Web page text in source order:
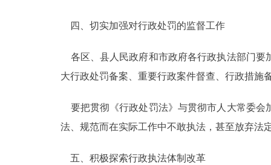
四、切实加强对行政处罚的监督工作
各区、县人民政府和市政府各行政执法部门要
大行政处罚备案、重要行政案件督查、行政措施
要把贯彻《行政处罚法》与贯彻市人大常委会
法、规范而在实际工作中不敢执法，甚至放弃法
五、积极探索行政执法体制改革